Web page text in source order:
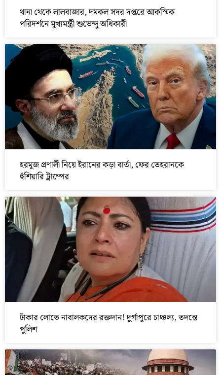
থানা থেকে লালবাজার, দমকল সদর দপ্তরে আকস্মিক
পরিদর্শনে মুখ্যমন্ত্রী শুভেন্দু অধিকারী
হরমুজ প্রণালী নিয়ে ইরানের কড়া বার্তা, ফের তেহরানকে
হুঁশিয়ারি ট্রাম্পের
টাকার লোভে নাবালকদের রক্তদান! দুর্গাপুরে চাঞ্চল্য, তদন্তে
পুলিশ